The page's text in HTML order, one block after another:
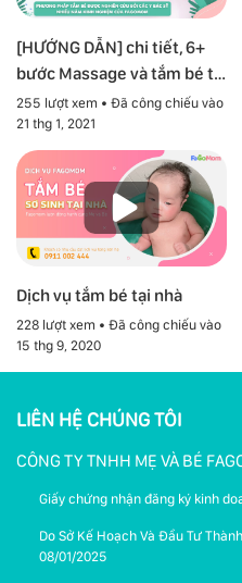
[HƯỚNG DẪN] chi tiết, 6+
bước Massage và tắm bé tại
nhà
255 lượt xem • Đã công chiếu vào
21 thg 1, 2021
Dịch vụ tắm bé tại nhà
228 lượt xem • Đã công chiếu vào
15 thg 9, 2020
LIÊN HỆ CHÚNG TÔI
CÔNG TY TNHH MẸ VÀ BÉ
Giấy chứng nhận đăng ký kinh
Do Sở Kế Hoạch Và Đầu Tư
08/01/2025